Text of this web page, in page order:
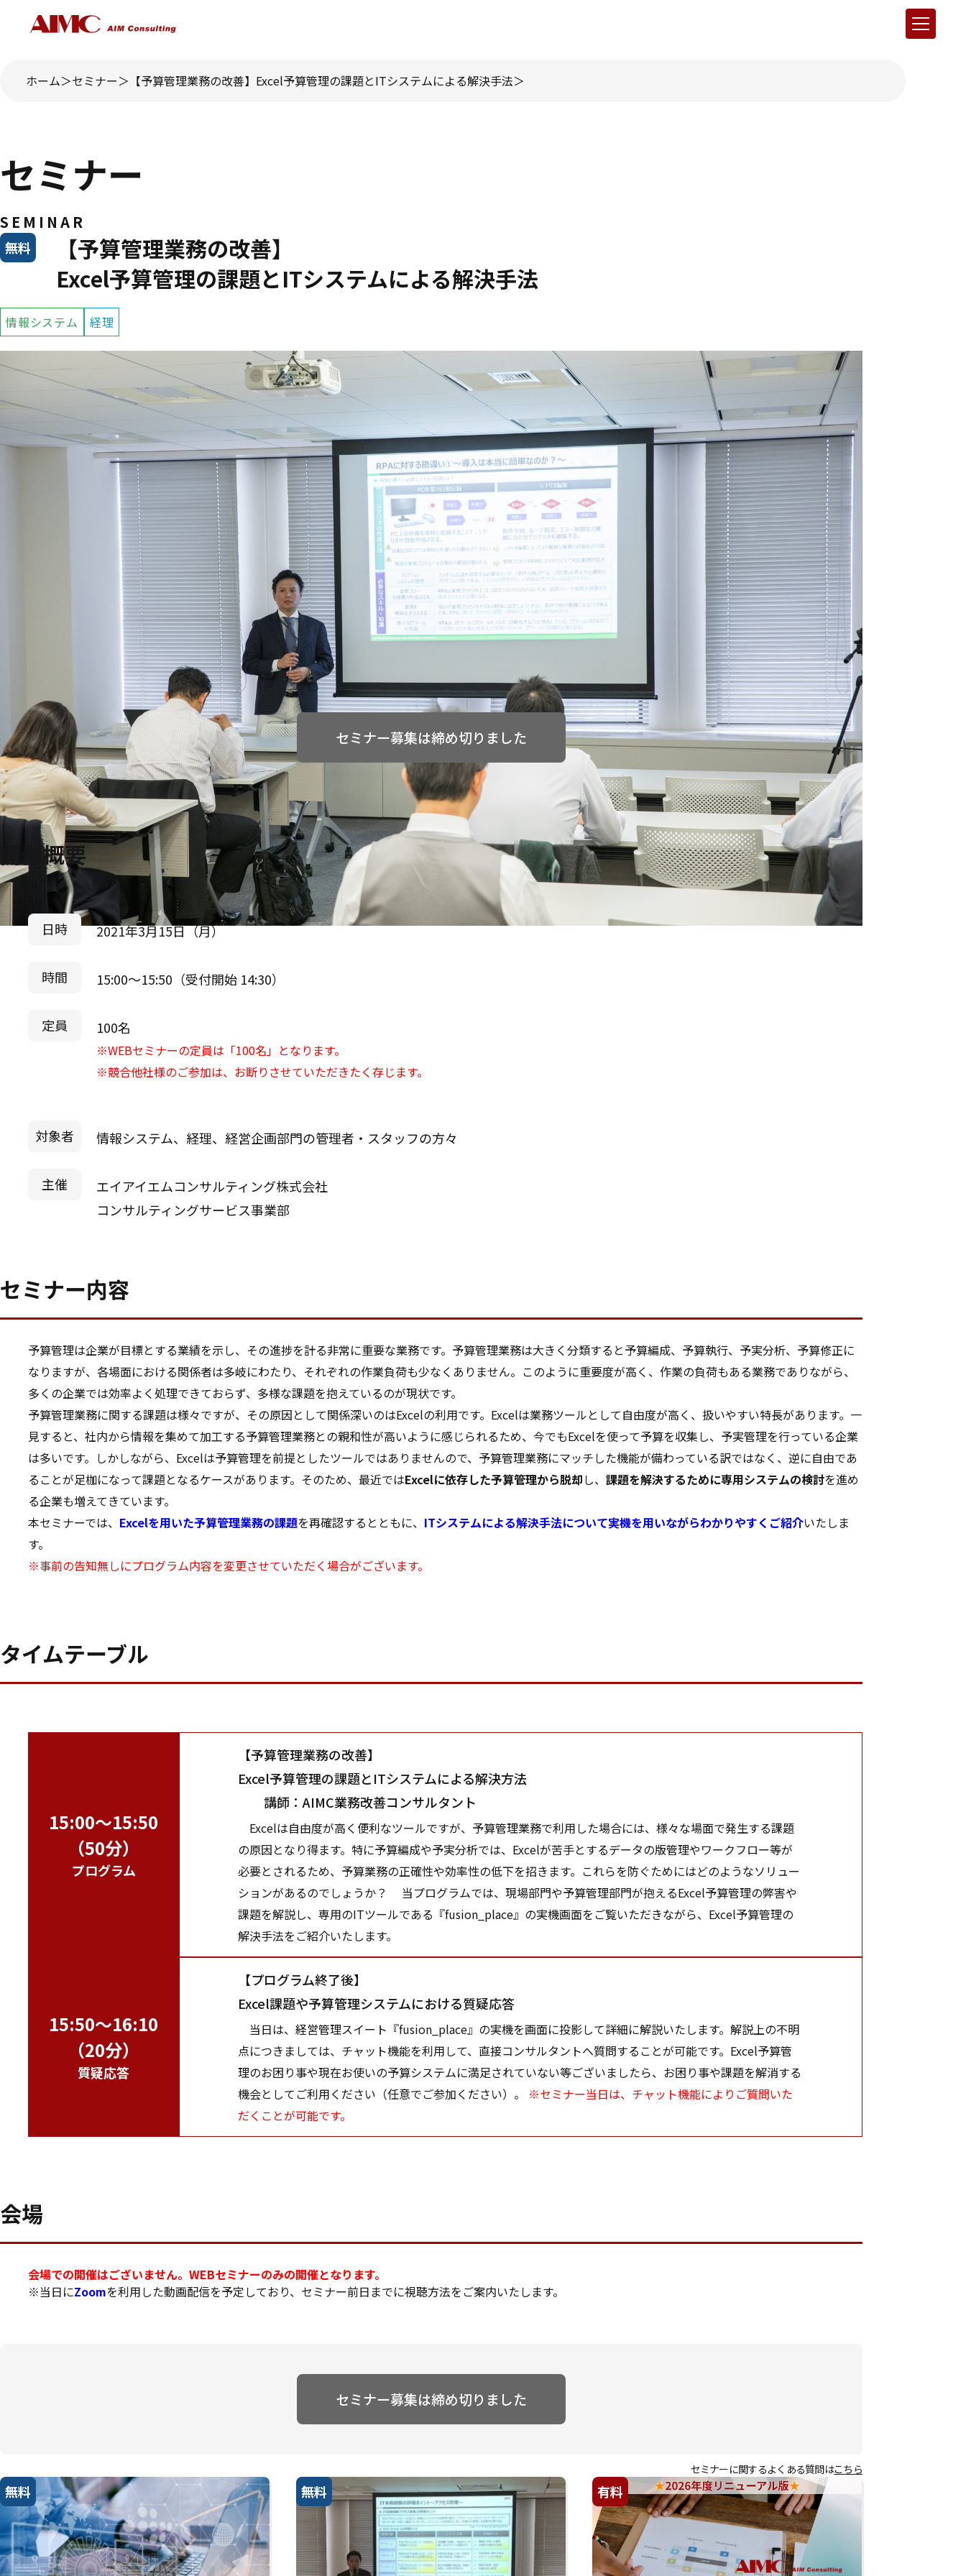
ホーム セミナー 【予算管理業務の改善】Excel予算管理の課題とITシステムによる解決手法
セミナー
SEMINAR
【予算管理業務の改善】
Excel予算管理の課題とITシステムによる解決手法
無料
情報システム 経理
セミナー募集は締め切りました
開催概要
日時 2021年3月15日（月）
時間 15:00～15:50（受付開始 14:30）
定員 100名
※WEBセミナーの定員は「100名」となります。
※競合他社様のご参加は、お断りさせていただきたく存じます。
対象者 情報システム、経理、経営企画部門の管理者・スタッフの方々
主催
エイアイエムコンサルティング株式会社
コンサルティングサービス事業部
セミナー内容
予算管理は企業が目標とする業績を示し、その進捗を計る非常に重要な業務です。予算管理業務は大きく分類すると予算編成、予算執行、予実分析、予算修正に
なりますが、各場面における関係者は多岐にわたり、それぞれの作業負荷も少なくありません。このように重要度が高く、作業の負荷もある業務でありながら、
多くの企業では効率よく処理できておらず、多様な課題を抱えているのが現状です。
予算管理業務に関する課題は様々ですが、その原因として関係深いのはExcelの利用です。Excelは業務ツールとして自由度が高く、扱いやすい特長があります。一
見すると、社内から情報を集めて加工する予算管理業務との親和性が高いように感じられるため、今でもExcelを使って予算を収集し、予実管理を行っている企業
は多いです。しかしながら、Excelは予算管理を前提としたツールではありませんので、予算管理業務にマッチした機能が備わっている訳ではなく、逆に自由であ
ることが足枷になって課題となるケースがあります。そのため、最近ではExcelに依存した予算管理から脱却し、 課題を解決するために専用システムの検討を進め
る企業も増えてきています。
本セミナーでは、 Excelを用いた予算管理業務の課題を再確認するとともに、 ITシステムによる解決手法について実機を用いながらわかりやすくご紹介いたしま
す。
※事前の告知無しにプログラム内容を変更させていただく場合がございます。
タイムテーブル
15:00～15:50
（50分）
プログラム
【予算管理業務の改善】
Excel予算管理の課題とITシステムによる解決方法
講師：AIMC業務改善コンサルタント
Excelは自由度が高く便利なツールですが、予算管理業務で利用した場合には、様々な場面で発生する課題
の原因となり得ます。特に予算編成や予実分析では、Excelが苦手とするデータの版管理やワークフロー等が
必要とされるため、予算業務の正確性や効率性の低下を招きます。これらを防ぐためにはどのようなソリュー
ションがあるのでしょうか？ 当プログラムでは、現場部門や予算管理部門が抱えるExcel予算管理の弊害や
課題を解説し、専用のITツールである『fusion_place』の実機画面をご覧いただきながら、Excel予算管理の
解決手法をご紹介いたします。
15:50～16:10
（20分）
質疑応答
【プログラム終了後】
Excel課題や予算管理システムにおける質疑応答
当日は、経営管理スイート『fusion_place』の実機を画面に投影して詳細に解説いたします。解説上の不明
点につきましては、チャット機能を利用して、直接コンサルタントへ質問することが可能です。Excel予算管
理のお困り事や現在お使いの予算システムに満足されていない等ございましたら、お困り事や課題を解消する
機会としてご利用ください（任意でご参加ください）。 ※セミナー当日は、チャット機能によりご質問いた
だくことが可能です。
会場
会場での開催はございません。WEBセミナーのみの開催となります。
※当日にZoomを利用した動画配信を予定しており、セミナー前日までに視聴方法をご案内いたします。
セミナー募集は締め切りました
セミナーに関するよくある質問はこちら
無料 無料 有料